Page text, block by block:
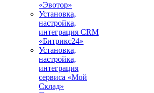
«Эвотор»
Установка,
настройка,
интеграция CRM
«Битрикс24»
Установка,
настройка,
интеграция
сервиса «Мой
Склад»